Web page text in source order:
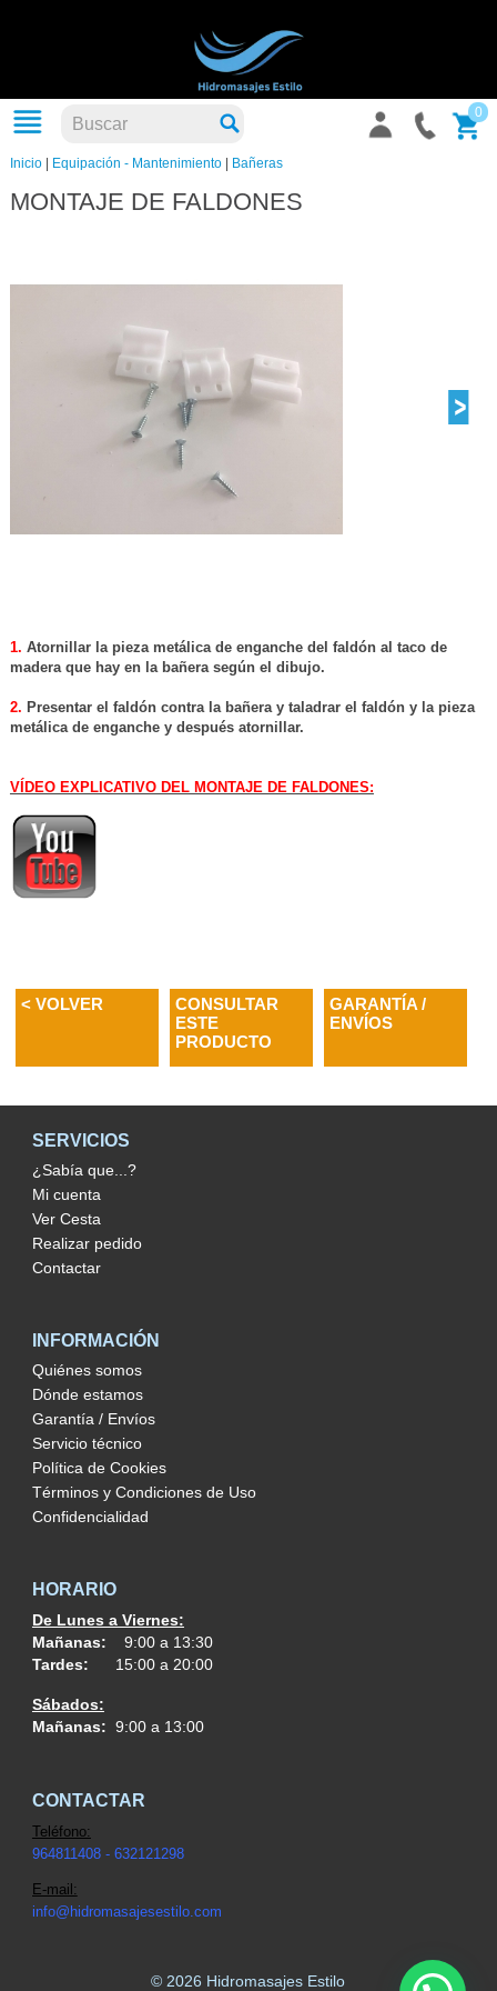
0
Inicio| Equipación - Mantenimiento| Bañeras
MONTAJE DE FALDONES
1. Atornillar la pieza metálica de enganche del faldón al taco de
madera que hay en la bañera según el dibujo.
2. Presentar el faldón contra la bañera y taladrar el faldón y la pieza
metálica de enganche y después atornillar.
VÍDEO EXPLICATIVO DEL MONTAJE DE FALDONES:
< VOLVER
CONSULTAR
ESTE
PRODUCTO
GARANTÍA /
ENVÍOS
SERVICIOS
¿Sabía que...?
Mi cuenta
Ver Cesta
Realizar pedido
Contactar
INFORMACIÓN
Quiénes somos
Dónde estamos
Garantía / Envíos
Servicio técnico
Política de Cookies
Términos y Condiciones de Uso
Confidencialidad
HORARIO
De Lunes a Viernes:
Mañanas:
9:00 a 13:30
Tardes: 15:00 a 20:00
Sábados:
Mañanas: 9:00 a 13:00
CONTACTAR
Teléfono:
964811408 - 632121298
E-mail:
info@hidromasajesestilo.com
© 2026 Hidromasajes Estilo